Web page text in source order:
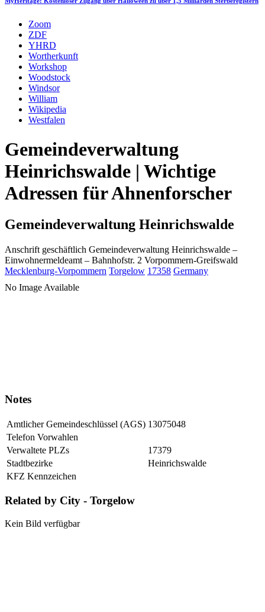
Zoom
ZDF
YHRD
Wortherkunft
Workshop
Woodstock
Windsor
William
Wikipedia
Westfalen
Gemeindeverwaltung
Heinrichswalde | Wichtige
Adressen für Ahnenforscher
Gemeindeverwaltung Heinrichswalde
Anschrift geschäftlich Gemeindeverwaltung Heinrichswalde –
Einwohnermeldeamt – Bahnhofstr. 2 Vorpommern-Greifswald
Mecklenburg-Vorpommern Torgelow 17358 Germany
No Image Available
Notes
Amtlicher Gemeindeschlüssel (AGS) 13075048
Telefon Vorwahlen
Verwaltete PLZs
17379
Stadtbezirke
Heinrichswalde
KFZ Kennzeichen
Related by City - Torgelow
Kein Bild verfügbar